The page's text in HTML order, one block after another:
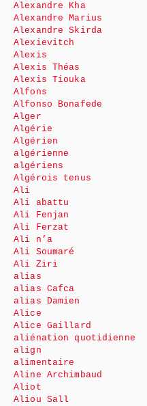
Alexandre Kha
Alexandre Marius
Alexandre Skirda
Alexievitch
Alexis
Alexis Théas
Alexis Tiouka
Alfons
Alfonso Bonafede
Alger
Algérie
Algérien
algérienne
algériens
Algérois tenus
Ali
Ali abattu
Ali Fenjan
Ali Ferzat
Ali n’a
Ali Soumaré
Ali Ziri
alias
alias Cafca
alias Damien
Alice
Alice Gaillard
aliénation quotidienne
align
alimentaire
Aline Archimbaud
Aliot
Aliou Sall